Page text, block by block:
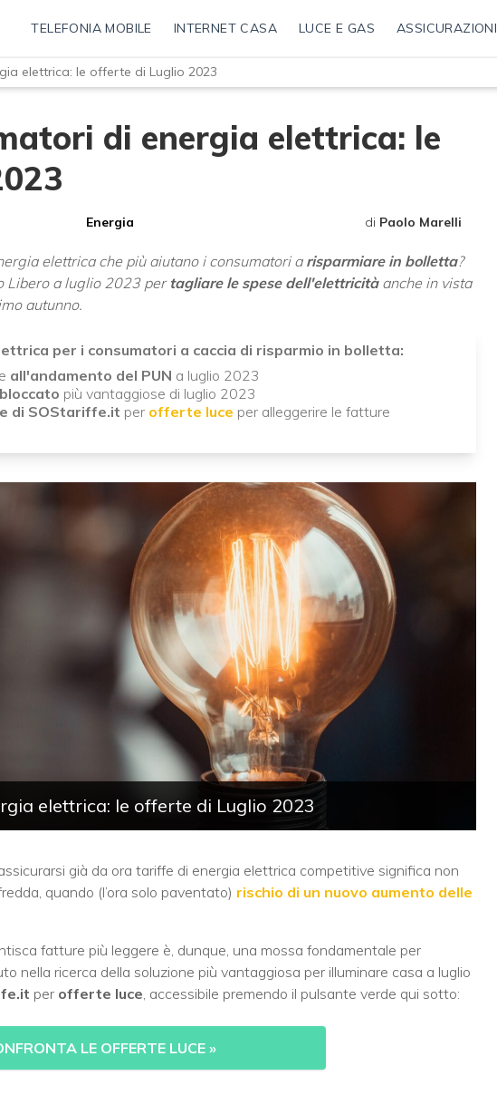
TELEFONIA MOBILE INTERNET CASA LUCE E GAS ASSICURAZIONI
elettrica: le offerte di Luglio 2023
di energia elettrica: le
Energia di Paolo Marelli
elettrica che più aiutano i consumatori a risparmiare in bolletta?
Libero a luglio 2023 pertagliare le spese dell'elettricitàanche in vista
autunno.
per i consumatori a caccia di risparmio in bolletta:
all'andamento del PUN a luglio 2023
più vantaggiose di luglio 2023
di SOStariffe.it per offerte luce per alleggerire le fatture
elettrica: le offerte di Luglio 2023
già da ora tariffe di energia elettrica competitive significa non
quando (l’ora solo paventato) rischio di un nuovo aumento delle
fatture più leggere è, dunque, una mossa fondamentale per
nella ricerca della soluzione più vantaggiosa per illuminare casa a luglio
per offerte luce, accessibile premendo il pulsante verde qui sotto:
LE OFFERTE LUCE»